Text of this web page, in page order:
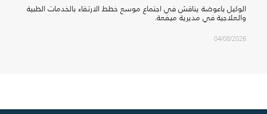
الوكيل باعوضة يناقش في اجتماع موسع خطط الارتقاء بالخدمات الطبية
والعلاجية في مديرية ميفعة.
04/08/2026